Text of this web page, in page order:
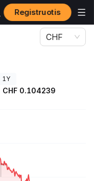
Registruotis
CHF
1Y
CHF 0.104239